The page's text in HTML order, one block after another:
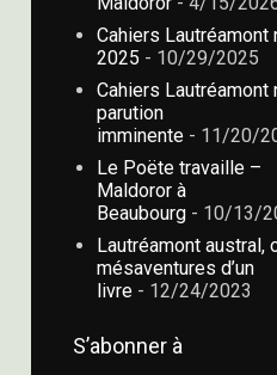
Cahiers Lautréamont
2025 - 10/29/2025
Cahiers Lautréamont
parution
imminente - 11/20/
Le Poëte travaille –
Maldoror à
Beaubourg - 10/13/
Lautréamont austral,
mésaventures d’un
livre - 12/24/2023
S’abonner à